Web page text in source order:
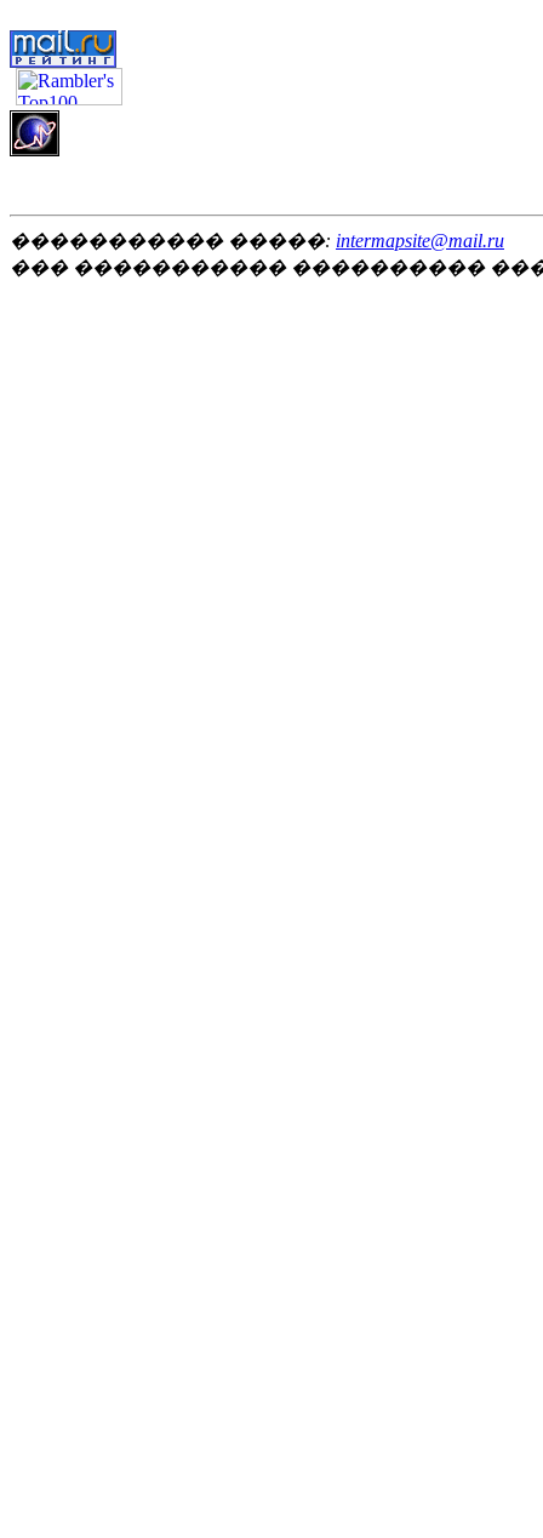
����������� �����: intermapsite@mail.ru
��� ����������� ����������